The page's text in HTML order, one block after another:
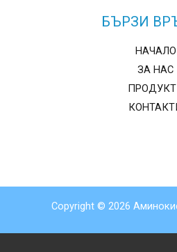
БЪРЗИ
НАЧАЛО
ЗА НАС
Copyright © 2026